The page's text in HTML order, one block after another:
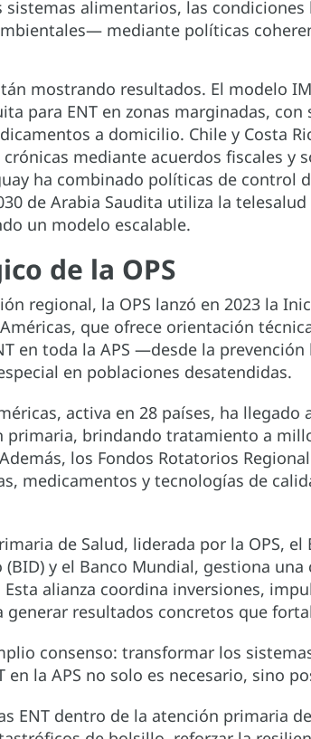
alimentarios, las condiciones
mediante políticas
mostrando resultados. El modelo
para ENT en zonas marginadas, con
a domicilio. Chile y Costa
mediante acuerdos fiscales y
ha combinado políticas de control
de Arabia Saudita utiliza la telesalud
un modelo escalable.
de la OPS
regional, la OPS lanzó en 2023 la
que ofrece orientación
en toda la APS —desde la
en poblaciones desatendidas.
activa en 28 países, ha llegado
primaria, brindando tratamiento a
los Fondos Rotatorios
medicamentos y tecnologías de
de Salud, liderada por la OPS, el
y el Banco Mundial, gestiona una
alianza coordina inversiones,
resultados concretos que
consenso: transformar los
en la APS no solo es necesario, sino
ENT dentro de la atención primaria